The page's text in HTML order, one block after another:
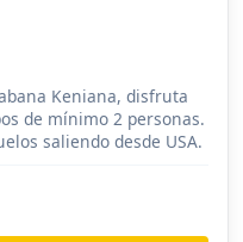
Keniana, disfruta
de mínimo 2 personas.
saliendo desde USA.